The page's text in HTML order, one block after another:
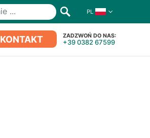
PL
KONTAKT ZADZWOŃ DO NAS:
+39 0382 67599